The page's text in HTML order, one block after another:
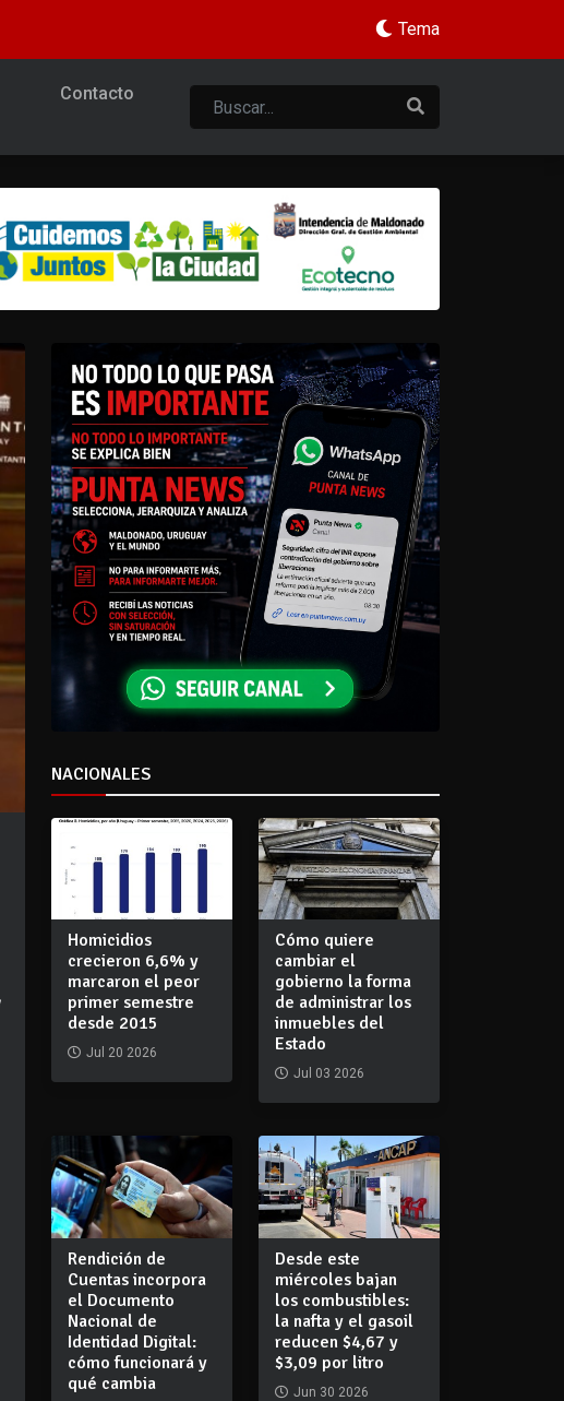
Tema
Contacto
NACIONALES
Homicidios
crecieron 6,6% y
marcaron el peor
primer semestre
desde 2015
Jul 20 2026
Cómo quiere
cambiar el
gobierno la forma
de administrar los
inmuebles del
Estado
Jul 03 2026
Rendición de
Cuentas incorpora
el Documento
Nacional de
Identidad Digital:
cómo funcionará y
qué cambia
Desde este
miércoles bajan
los combustibles:
la nafta y el gasoil
reducen $4,67 y
$3,09 por litro
Jun 30 2026